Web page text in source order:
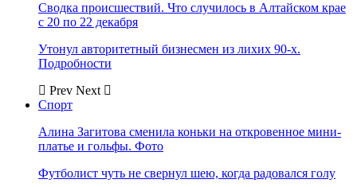
Сводка происшествий. Что случилось в Алтайском крае
с 20 по 22 декабря
Утонул авторитетный бизнесмен из лихих 90-х.
Подробности
Prev Next
Спорт
Алина Загитова сменила коньки на откровенное мини-
платье и гольфы. Фото
Футболист чуть не свернул шею, когда радовался голу